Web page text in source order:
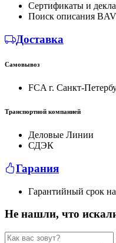
Сертификаты и
Поиск описания
Доставка
Самовывоз
FCA г. Санкт-
Транспортной компанией
Деловые Линии
СДЭК
Гарания
Гарантийный срок
Не нашли, что